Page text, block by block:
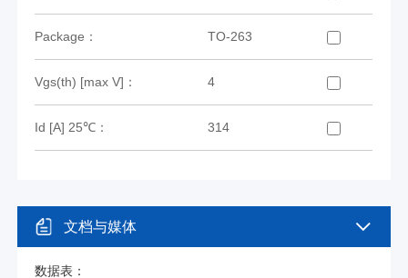
Package： TO-263
Vgs(th) [max V]： 4
Id [A] 25℃： 314
文档与媒体
数据表：